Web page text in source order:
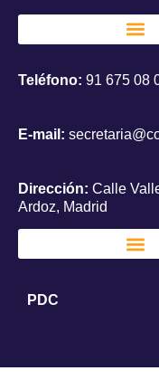
Teléfono: 91 675 08
E-mail:
Dirección: Calle
Ardoz, Madrid
PDC